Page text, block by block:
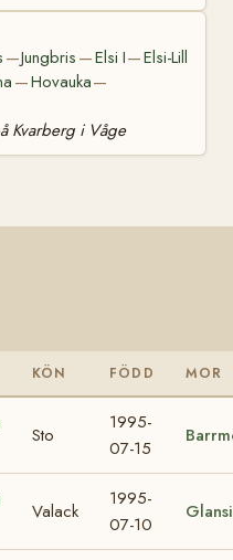
—Jungbris —Elsi I—Elsi-Lill
—Hovauka—
Kvarberg i Våge
KÖN FÖDD MOR
Sto
1995-
07-15
Valack
1995-
07-10